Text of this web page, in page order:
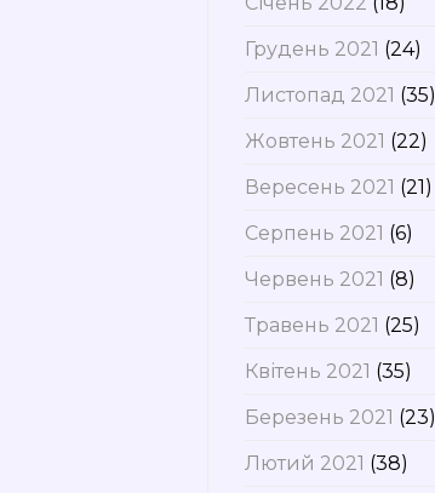
Грудень 2021 (24)
Листопад 2021 (35)
Жовтень 2021 (22)
Вересень 2021 (21)
Серпень 2021 (6)
Червень 2021 (8)
Травень 2021 (25)
Квітень 2021 (35)
Березень 2021 (23)
Лютий 2021 (38)